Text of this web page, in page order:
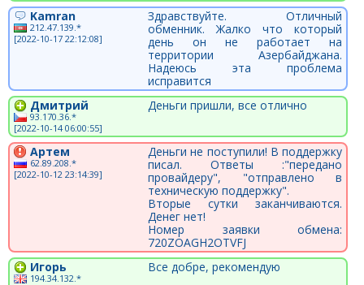
Kamran
212.47.139.*
[2022-10-17 22:12:08]
Здравствуйте. Отличный
обменник. Жалко что который
день он не работает на
территории Азербайджана.
Надеюсь эта проблема
исправится
Дмитрий
93.170.36.*
[2022-10-14 06:00:55]
Деньги пришли, все отлично
Артем
62.89.208.*
[2022-10-12 23:14:39]
Деньги не поступили! В поддержку
писал. Ответы :"передано
провайдеру", "отправлено в
техническую поддержку".
Вторые сутки заканчиваются.
Денег нет!
Номер заявки обмена:
720ZOAGH2OTVFJ
Игорь
194.34.132.*
Все добре, рекомендую